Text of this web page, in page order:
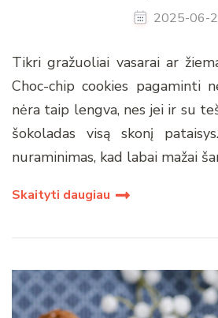
2025-06-
Tikri gražuoliai vasarai ar
Choc-chip cookies pagaminti
nėra taip lengva, nes jei ir su
šokoladas visą skonį
nuraminimas, kad labai mažai
Skaityti daugiau